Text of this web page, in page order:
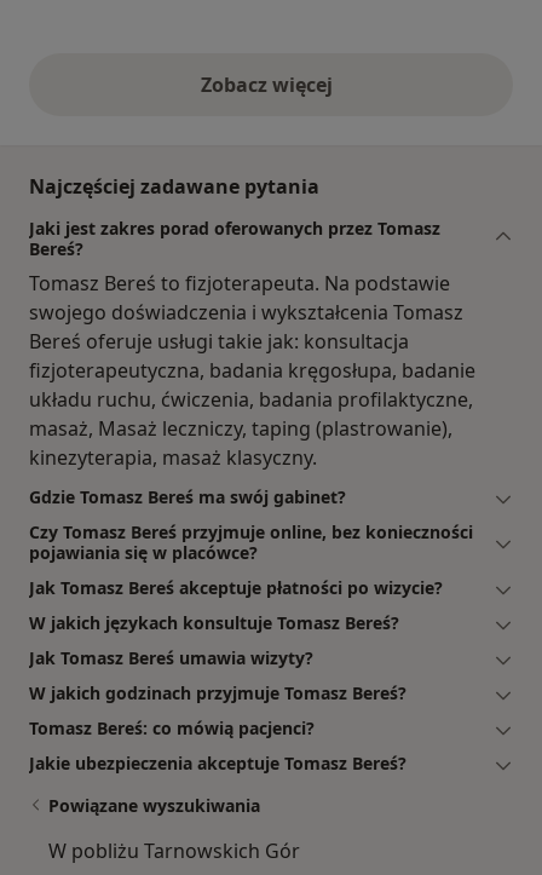
Zobacz więcejopinie powyżej
Najczęściej zadawane pytania
Jaki jest zakres porad oferowanych przez Tomasz
Bereś?
Tomasz Bereś to fizjoterapeuta. Na podstawie
swojego doświadczenia i wykształcenia Tomasz
Bereś oferuje usługi takie jak: konsultacja
fizjoterapeutyczna, badania kręgosłupa, badanie
układu ruchu, ćwiczenia, badania profilaktyczne,
masaż, Masaż leczniczy, taping (plastrowanie),
kinezyterapia, masaż klasyczny.
Gdzie Tomasz Bereś ma swój gabinet?
Czy Tomasz Bereś przyjmuje online, bez konieczności
pojawiania się w placówce?
Jak Tomasz Bereś akceptuje płatności po wizycie?
W jakich językach konsultuje Tomasz Bereś?
Jak Tomasz Bereś umawia wizyty?
W jakich godzinach przyjmuje Tomasz Bereś?
Tomasz Bereś: co mówią pacjenci?
Jakie ubezpieczenia akceptuje Tomasz Bereś?
Powiązane wyszukiwania
W pobliżu Tarnowskich Gór